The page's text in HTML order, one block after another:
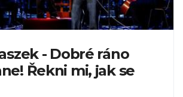
- Dobré ráno
Řekni mi, jak se